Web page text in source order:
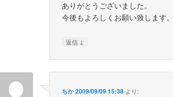
ありがとうございました。
今後もよろしくお願い致します。
返信 ↓
ちか2009/09/09 15:38 より: